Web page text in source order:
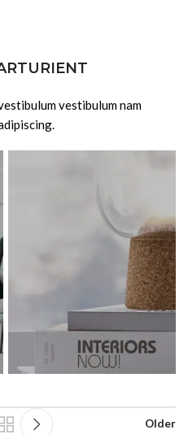
vestibulum nam
Older